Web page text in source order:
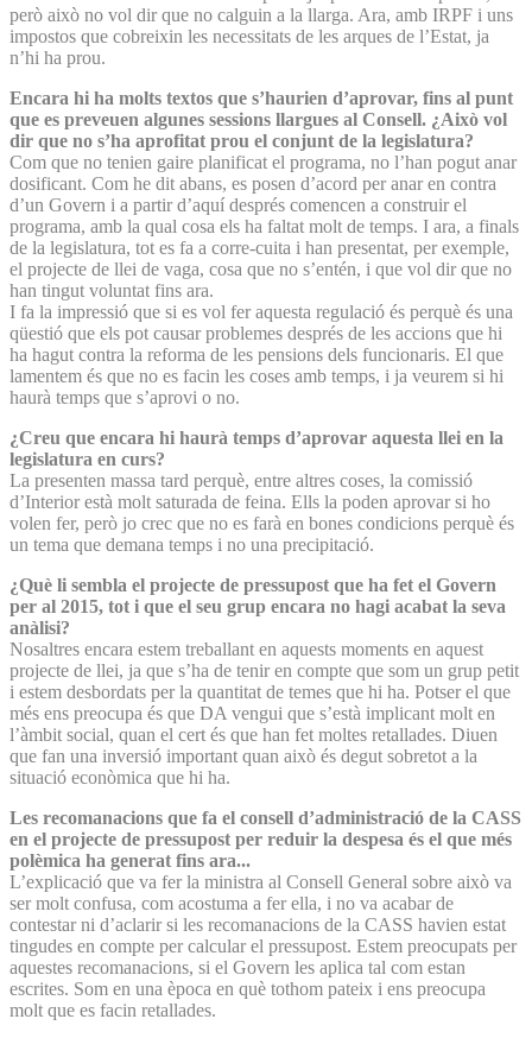
però això no vol dir que no calguin a la llarga. Ara, amb IRPF i uns
impostos que cobreixin les necessitats de les arques de l’Estat, ja
n’hi ha prou.
Encara hi ha molts textos que s’haurien d’aprovar, fins al punt
que es preveuen algunes sessions llargues al Consell. ¿Això vol
dir que no s’ha aprofitat prou el conjunt de la legislatura?
Com que no tenien gaire planificat el programa, no l’han pogut anar
dosificant. Com he dit abans, es posen d’acord per anar en contra
d’un Govern i a partir d’aquí després comencen a construir el
programa, amb la qual cosa els ha faltat molt de temps. I ara, a finals
de la legislatura, tot es fa a corre-cuita i han presentat, per exemple,
el projecte de llei de vaga, cosa que no s’entén, i que vol dir que no
han tingut voluntat fins ara.
I fa la impressió que si es vol fer aquesta regulació és perquè és una
qüestió que els pot causar problemes després de les accions que hi
ha hagut contra la reforma de les pensions dels funcionaris. El que
lamentem és que no es facin les coses amb temps, i ja veurem si hi
haurà temps que s’aprovi o no.
¿Creu que encara hi haurà temps d’aprovar aquesta llei en la
legislatura en curs?
La presenten massa tard perquè, entre altres coses, la comissió
d’Interior està molt saturada de feina. Ells la poden aprovar si ho
volen fer, però jo crec que no es farà en bones condicions perquè és
un tema que demana temps i no una precipitació.
¿Què li sembla el projecte de pressupost que ha fet el Govern
per al 2015, tot i que el seu grup encara no hagi acabat la seva
anàlisi?
Nosaltres encara estem treballant en aquests moments en aquest
projecte de llei, ja que s’ha de tenir en compte que som un grup petit
i estem desbordats per la quantitat de temes que hi ha. Potser el que
més ens preocupa és que DA vengui que s’està implicant molt en
l’àmbit social, quan el cert és que han fet moltes retallades. Diuen
que fan una inversió important quan això és degut sobretot a la
situació econòmica que hi ha.
Les recomanacions que fa el consell d’administració de la CASS
en el projecte de pressupost per reduir la despesa és el que més
polèmica ha generat fins ara...
L’explicació que va fer la ministra al Consell General sobre això va
ser molt confusa, com acostuma a fer ella, i no va acabar de
contestar ni d’aclarir si les recomanacions de la CASS havien estat
tingudes en compte per calcular el pressupost. Estem preocupats per
aquestes recomanacions, si el Govern les aplica tal com estan
escrites. Som en una època en què tothom pateix i ens preocupa
molt que es facin retallades.